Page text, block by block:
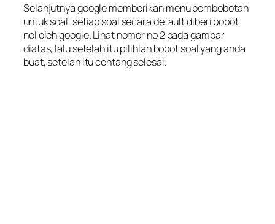
Selanjutnya google memberikan menu pembobotan
untuk soal, setiap soal secara default diberi bobot
nol oleh google. Lihat nomor no 2 pada gambar
diatas, lalu setelah itu pilihlah bobot soal yang anda
buat, setelah itu centang selesai.